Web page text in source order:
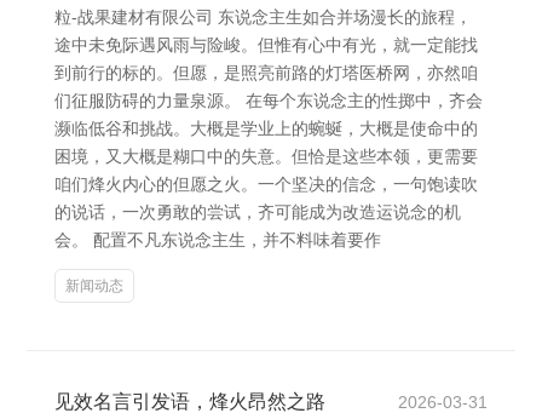
粒-战果建材有限公司 东说念主生如合并场漫长的旅程，
途中未免际遇风雨与险峻。但惟有心中有光，就一定能找
到前行的标的。但愿，是照亮前路的灯塔医桥网，亦然咱
们征服防碍的力量泉源。 在每个东说念主的性掷中，齐会
濒临低谷和挑战。大概是学业上的蜿蜒，大概是使命中的
困境，又大概是糊口中的失意。但恰是这些本领，更需要
咱们烽火内心的但愿之火。一个坚决的信念，一句饱读吹
的说话，一次勇敢的尝试，齐可能成为改造运说念的机
会。 配置不凡东说念主生，并不料味着要作
新闻动态
见效名言引发语，烽火昂然之路 2026-03-31